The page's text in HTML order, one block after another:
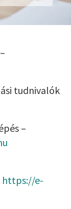
tudnivalók
–
https://e-